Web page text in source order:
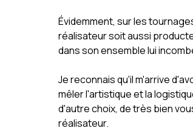
Évidemment, sur les
réalisateur soit aussi
dans son ensemble lui
Je reconnais qu'il m'arrive
mêler l'artistique et la
d'autre choix, de très bien
réalisateur.